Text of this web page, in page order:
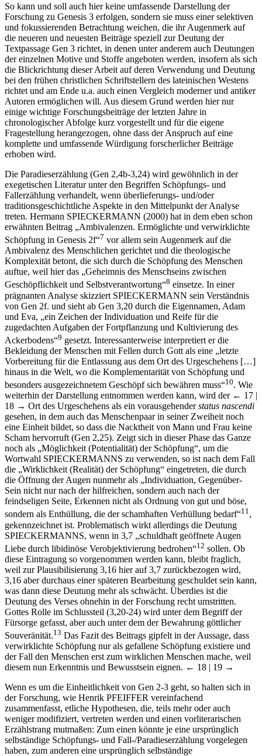
So kann und soll auch hier keine umfassende Darstellung der
Forschung zu Genesis 3 erfolgen, sondern sie muss einer selektiven
und fokussierenden Betrachtung weichen, die ihr Augenmerk auf
die neueren und neuesten Beiträge speziell zur Deutung der
Textpassage Gen 3 richtet, in denen unter anderem auch Deutungen
der einzelnen Motive und Stoffe angeboten werden, insofern als sich
die Blickrichtung dieser Arbeit auf deren Verwendung und Deutung
bei den frühen christlichen Schriftstellern des lateinischen Westens
richtet und am Ende u.a. auch einen Vergleich moderner und antiker
Autoren ermöglichen will. Aus diesem Grund werden hier nur
einige wichtige Forschungsbeiträge der letzten Jahre in
chronologischer Abfolge kurz vorgestellt und für die eigene
Fragestellung herangezogen, ohne dass der Anspruch auf eine
komplette und umfassende Würdigung forscherlicher Beiträge
erhoben wird.
Die Paradieserzählung (Gen 2,4b-3,24) wird gewöhnlich in der
exegetischen Literatur unter den Begriffen Schöpfungs- und
Fallerzählung verhandelt, wenn überlieferungs- und/oder
traditionsgeschichtliche Aspekte in den Mittelpunkt der Analyse
treten. Hermann SPIECKERMANN (2000) hat in dem eben schon
erwähnten Beitrag „Ambivalenzen. Ermöglichte und verwirklichte
Schöpfung in Genesis 2f“7 vor allem sein Augenmerk auf die
Ambivalenz des Menschlichen gerichtet und die theologische
Komplexität betont, die sich durch die Schöpfung des Menschen
auftue, weil hier das „Geheimnis des Menschseins zwischen
Geschöpflichkeit und Selbstverantwortung“8 einsetze. In einer
prägnanten Analyse skizziert SPIECKERMANN sein Verständnis
von Gen 2f. und sieht ab Gen 3,20 durch die Eigennamen, Adam
und Eva, „ein Zeichen der Individuation und Reife für die
zugedachten Aufgaben der Fortpflanzung und Kultivierung des
Ackerbodens“9 gesetzt. Interessanterweise interpretiert er die
Bekleidung der Menschen mit Fellen durch Gott als eine „letzte
Vorbereitung für die Entlassung aus dem Ort des Urgeschehens […]
hinaus in die Welt, wo die Komplementarität von Schöpfung und
besonders ausgezeichnetem Geschöpf sich bewähren muss“10. Wie
weiterhin der Darstellung entnommen werden kann, wird der ← 17 |
18 → Ort des Urgeschehens als ein vorausgehenderstatus nascendi
gesehen, in dem auch das Menschenpaar in seiner Zweiheit noch
eine Einheit bildet, so dass die Nacktheit von Mann und Frau keine
Scham hervorruft (Gen 2,25). Zeigt sich in dieser Phase das Ganze
noch als „Möglichkeit (Potentialität) der Schöpfung“, um die
Wortwahl SPIECKERMANNS zu verwenden, so ist nach dem Fall
die „Wirklichkeit (Realität) der Schöpfung“ eingetreten, die durch
die Öffnung der Augen nunmehr als „Individuation, Gegenüber-
Sein nicht nur nach der hilfreichen, sondern auch nach der
feindseligen Seite, Erkennen nicht als Ordnung von gut und böse,
sondern als Enthüllung, die der schamhaften Verhüllung bedarf“11,
gekennzeichnet ist. Problematisch wirkt allerdings die Deutung
SPIECKERMANNS, wenn in 3,7 „schuldhaft geöffnete Augen
Liebe durch libidinöse Verobjektivierung bedrohen“12 sollen. Ob
diese Eintragung so vorgenommen werden kann, bleibt fraglich,
weil zur Plausibilisierung 3,16 hier auf 3,7 zurückbezogen wird,
3,16 aber durchaus einer späteren Bearbeitung geschuldet sein kann,
was dann diese Deutung mehr als schwächt. Überdies ist die
Deutung des Verses ohnehin in der Forschung recht umstritten.
Gottes Rolle im Schlussteil (3,20-24) wird unter dem Begriff der
Fürsorge gefasst, aber auch unter dem der Bewahrung göttlicher
Souveränität.13 Das Fazit des Beitrags gipfelt in der Aussage, dass
verwirklichte Schöpfung nur als gefallene Schöpfung existiere und
der Fall den Menschen erst zum wirklichen Menschen mache, weil
diesem nun Erkenntnis und Bewusstsein eignen. ← 18 | 19 →
Wenn es um die Einheitlichkeit von Gen 2-3 geht, so halten sich in
der Forschung, wie Henrik PFEIFFER vereinfachend
zusammenfasst, etliche Hypothesen, die, teils mehr oder auch
weniger modifiziert, vertreten werden und einen vorliterarischen
Erzählstrang mutmaßen: Zum einen könnte je eine ursprünglich
selbständige Schöpfungs- und Fall-/Paradieserzählung vorgelegen
haben, zum anderen eine ursprünglich selbständige